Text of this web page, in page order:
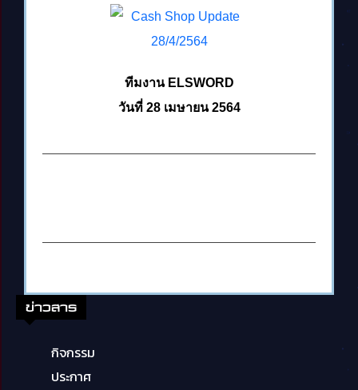
ทีมงาน ELSWORD
วันที่ 28 เมษายน 2564
ข่าวสาร
กิจกรรม
ประกาศ